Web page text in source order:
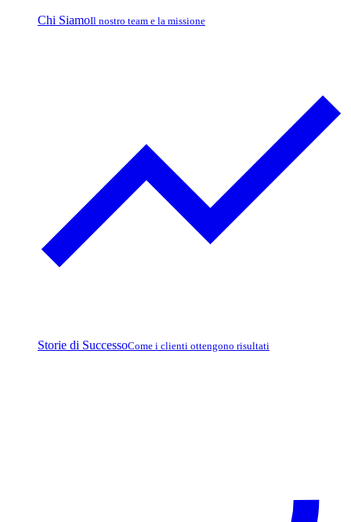
Chi SiamoIl nostro team e la missione
Storie di SuccessoCome i clienti ottengono risultati